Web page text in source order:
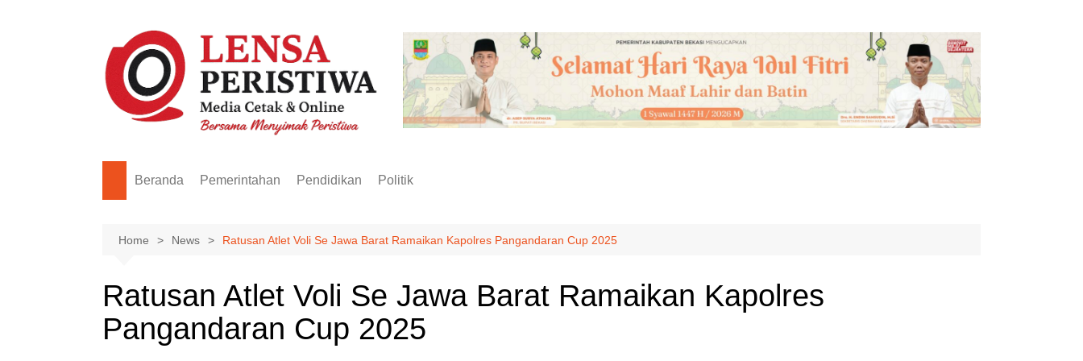
Beranda Pemerintahan Pendidikan Politik
Home News Ratusan Atlet Voli Se Jawa Barat Ramaikan Kapolres Pangandaran Cup 2025
Ratusan Atlet Voli Se Jawa Barat Ramaikan Kapolres
Pangandaran Cup 2025